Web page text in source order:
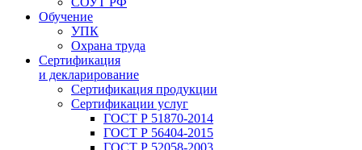
Обучение
УПК
Охрана труда
Сертификация
и декларирование
Сертификация продукции
Сертификации услуг
ГОСТ Р 51870-2014
ГОСТ Р 56404-2015
ГОСТ Р 52058-2003